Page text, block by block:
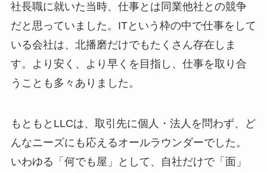
社長職に就いた当時、仕事とは同業他社との競争
だと思っていました。ITという枠の中で仕事をして
いる会社は、北播磨だけでもたくさん存在しま
す。より安く、より早くを目指し、仕事を取り合
うことも多々ありました。
もともとLLCは、取引先に個人・法人を問わず、ど
んなニーズにも応えるオールラウンダーでした。
いわゆる「何でも屋」として、自社だけで「面」